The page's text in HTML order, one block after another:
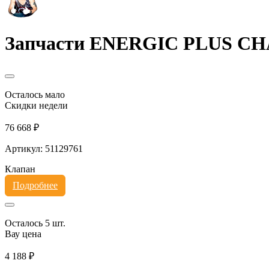
Запчасти ENERGIC PLUS
Осталось мало
Скидки недели
76 668 ₽
Артикул: 51129761
Клапан
Подробнее
Осталось 5 шт.
Вау цена
4 188 ₽